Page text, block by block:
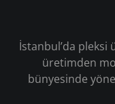
İstanbul’da pleksi
üretimden
bünyesinde